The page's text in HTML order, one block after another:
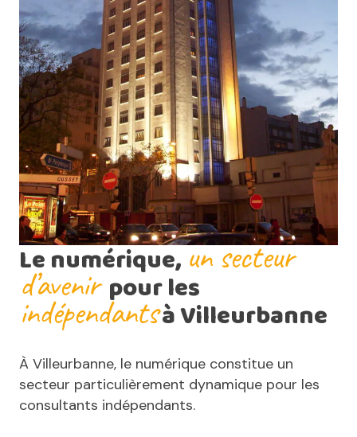
Le numérique,un secteur
d’avenirpour les
indépendantsà Villeurbanne
À Villeurbanne, le numérique constitue un
secteur particulièrement dynamique pour les
consultants indépendants.